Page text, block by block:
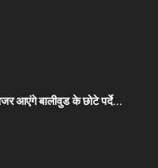
आएंगे बालीवुड के छोटे पर्दे...